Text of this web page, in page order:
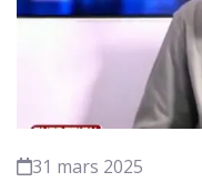
31 mars 2025